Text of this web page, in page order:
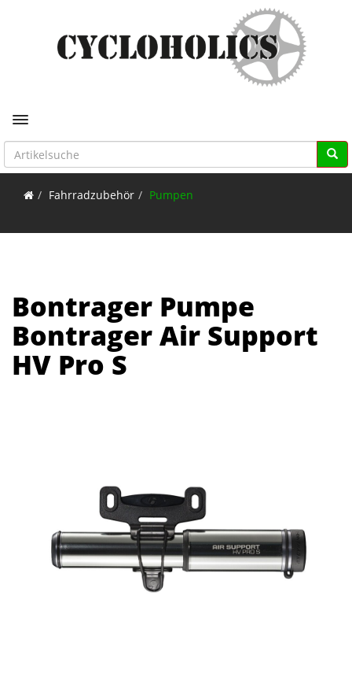
Toggle navigation
Fahrradzubehör Pumpen
Bontrager Pumpe
Bontrager Air Support
HV Pro S